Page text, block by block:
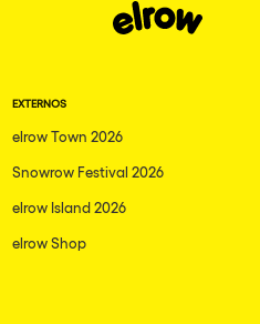
EXTERNOS
elrow Town 2026
Snowrow Festival 2026
elrow Island 2026
elrow Shop